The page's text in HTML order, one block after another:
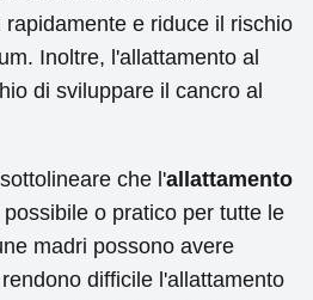
e riduce il rischio
Inoltre, l'allattamento al
di sviluppare il cancro al
che l'allattamento
o pratico per tutte le
madri possono avere
difficile l'allattamento